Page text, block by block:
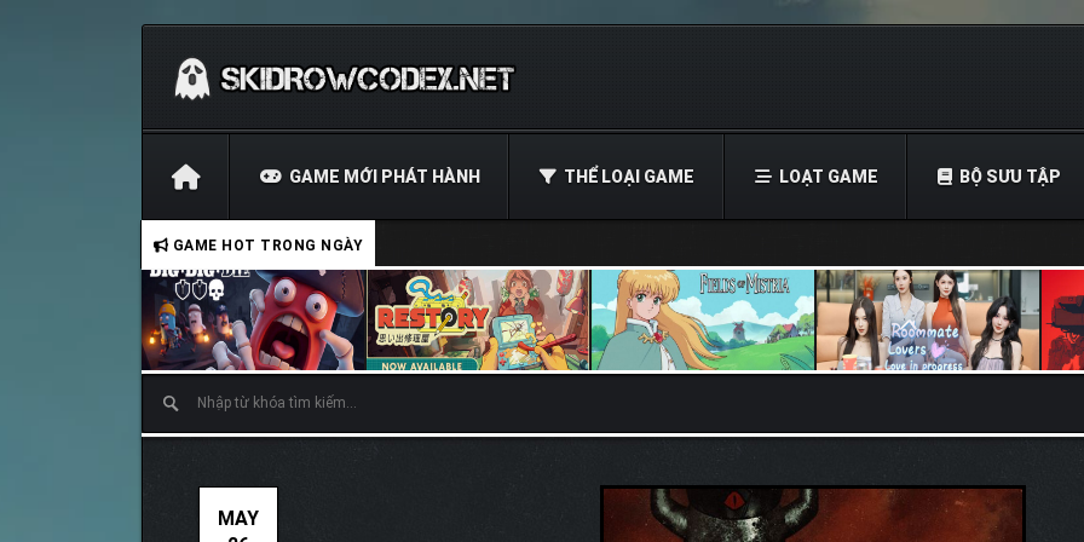
GAME MỚI PHÁT HÀNH THỂ LOẠI GAME LOẠT GAME BỘ SƯU TẬP
GAME HOT TRONG NGÀY
MAY